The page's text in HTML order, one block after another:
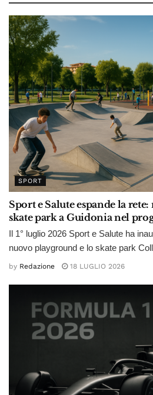
SPORT
Sport e Salute espande la
skate park a Guidonia nel
Il 1° luglio 2026 Sport e Salute ha
nuovo playground e lo skate park
by Redazione 18 LUGLIO 2026